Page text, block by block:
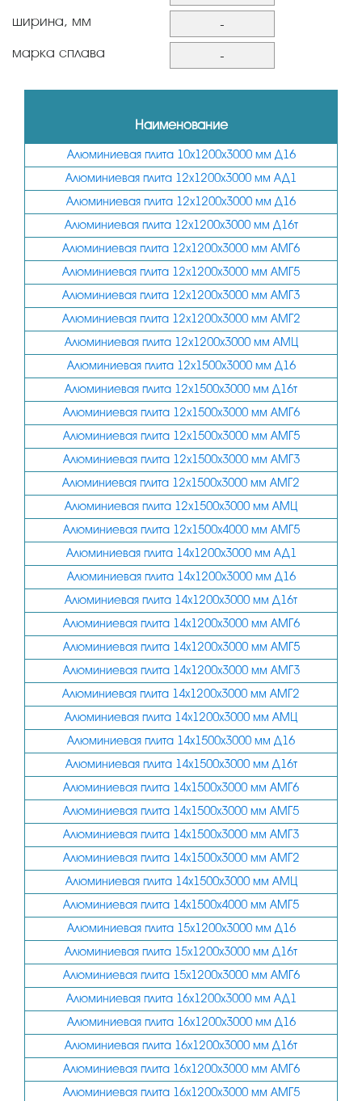
12
16
18
20
22
25
28
30
32
35
38
40
45
50
55
60
65
70
75
80
85
90
100
110
115
120
125
130
140
145
150
155
160
165
170
180
190
ширина, мм
-
марка сплава
-
АМГ5
АМГ6
АМЦ
Д16
Д16т
Наименование
Алюминиевая плита 10х1200х3000 мм Д16
Алюминиевая плита 12х1200х3000 мм АД1
Алюминиевая плита 12х1200х3000 мм Д16
Алюминиевая плита 12х1200х3000 мм Д16т
Алюминиевая плита 12х1200х3000 мм АМГ6
Алюминиевая плита 12х1200х3000 мм АМГ5
Алюминиевая плита 12х1200х3000 мм АМГ3
Алюминиевая плита 12х1200х3000 мм АМГ2
Алюминиевая плита 12х1200х3000 мм АМЦ
Алюминиевая плита 12х1500х3000 мм Д16
Алюминиевая плита 12х1500х3000 мм Д16т
Алюминиевая плита 12х1500х3000 мм АМГ6
Алюминиевая плита 12х1500х3000 мм АМГ5
Алюминиевая плита 12х1500х3000 мм АМГ3
Алюминиевая плита 12х1500х3000 мм АМГ2
Алюминиевая плита 12х1500х3000 мм АМЦ
Алюминиевая плита 12х1500х4000 мм АМГ5
Алюминиевая плита 14х1200х3000 мм АД1
Алюминиевая плита 14х1200х3000 мм Д16
Алюминиевая плита 14х1200х3000 мм Д16т
Алюминиевая плита 14х1200х3000 мм АМГ6
Алюминиевая плита 14х1200х3000 мм АМГ5
Алюминиевая плита 14х1200х3000 мм АМГ3
Алюминиевая плита 14х1200х3000 мм АМГ2
Алюминиевая плита 14х1200х3000 мм АМЦ
Алюминиевая плита 14х1500х3000 мм Д16
Алюминиевая плита 14х1500х3000 мм Д16т
Алюминиевая плита 14х1500х3000 мм АМГ6
Алюминиевая плита 14х1500х3000 мм АМГ5
Алюминиевая плита 14х1500х3000 мм АМГ3
Алюминиевая плита 14х1500х3000 мм АМГ2
Алюминиевая плита 14х1500х3000 мм АМЦ
Алюминиевая плита 14х1500х4000 мм АМГ5
Алюминиевая плита 15х1200х3000 мм Д16
Алюминиевая плита 15х1200х3000 мм Д16т
Алюминиевая плита 15х1200х3000 мм АМГ6
Алюминиевая плита 16х1200х3000 мм АД1
Алюминиевая плита 16х1200х3000 мм Д16
Алюминиевая плита 16х1200х3000 мм Д16т
Алюминиевая плита 16х1200х3000 мм АМГ6
Алюминиевая плита 16х1200х3000 мм АМГ5